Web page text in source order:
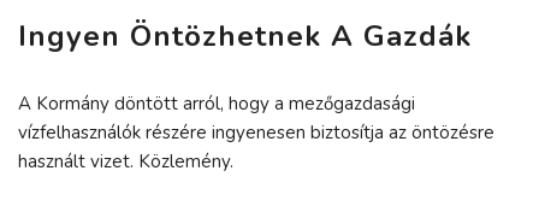
Ingyen Öntözhetnek A Gazdák
A Kormány döntött arról, hogy a mezőgazdasági
vízfelhasználók részére ingyenesen biztosítja az öntözésre
használt vizet. Közlemény.